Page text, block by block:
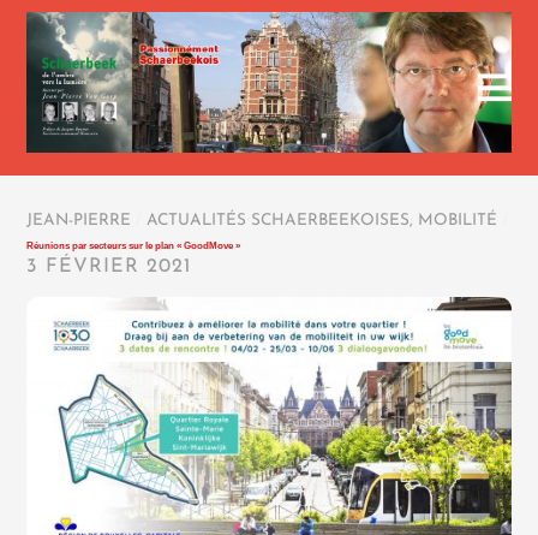
JEAN-PIERRE ACTUALITÉS SCHAERBEEKOISES, MOBILITÉ
Réunions par secteurs sur le plan « GoodMove »
3 FÉVRIER 2021